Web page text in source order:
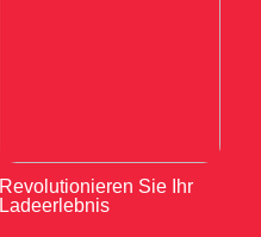
Revolutionieren Sie Ihr
Ladeerlebnis